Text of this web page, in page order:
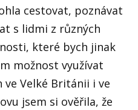
cestovat, poznávat
s lidmi z různých
které bych jinak
možnost využívat
Velké Británii i ve
jsem si ověřila, že